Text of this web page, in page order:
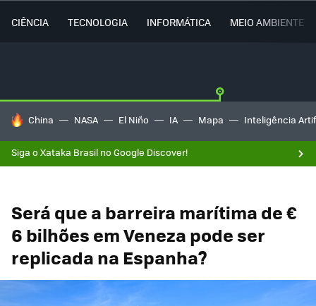
CIÊNCIA TECNOLOGIA INFORMÁTICA MEIO AMBIENTE
TENDÊNCIAS DO DIA
China NASA El Niño IA Mapa Inteligência
Siga o Xataka Brasil no Google Discover!
Será que a barreira marítima de €
6 bilhões em Veneza pode ser
replicada na Espanha?